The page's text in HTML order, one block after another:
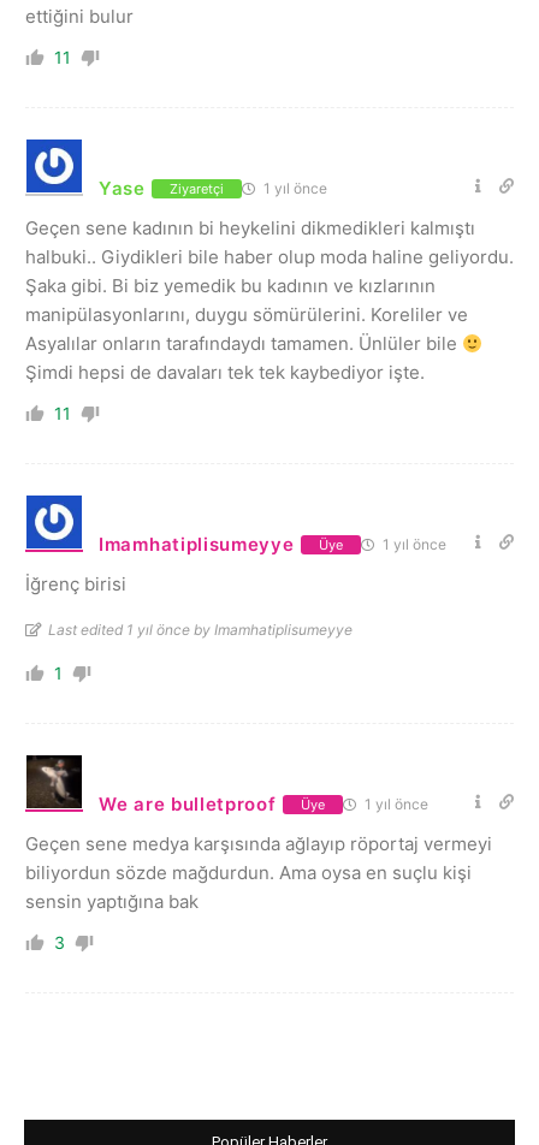
ettiğini bulur
11
Yase Ziyaretçi 1 yıl önce
Geçen sene kadının bi heykelini dikmedikleri kalmıştı
halbuki.. Giydikleri bile haber olup moda haline geliyordu.
Şaka gibi. Bi biz yemedik bu kadının ve kızlarının
manipülasyonlarını, duygu sömürülerini. Koreliler ve
Asyalılar onların tarafındaydı tamamen. Ünlüler bile
Şimdi hepsi de davaları tek tek kaybediyor işte.
11
Imamhatiplisumeyye Üye 1 yıl önce
İğrenç birisi
Last edited 1 yıl önce by Imamhatiplisumeyye
1
We are bulletproof Üye 1 yıl önce
Geçen sene medya karşısında ağlayıp röportaj vermeyi
biliyordun sözde mağdurdun. Ama oysa en suçlu kişi
sensin yaptığına bak
3